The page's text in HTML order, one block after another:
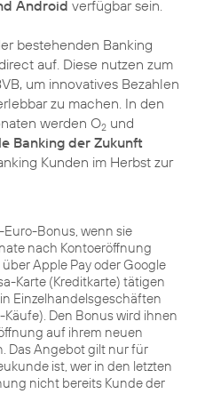
Android verfügbar sein.
bestehenden Banking
auf. Diese nutzen zum
um innovatives Bezahlen
zu machen. In den
werden O2 und
Banking der Zukunft
Kunden im Herbst zur
Bonus, wenn sie
nach Kontoeröffnung
Apple Pay oder Google
Karte (Kreditkarte) tätigen
Einzelhandelsgeschäften
Den Bonus wird ihnen
auf ihrem neuen
Das Angebot gilt nur für
ist, wer in den letzten
nicht bereits Kunde der